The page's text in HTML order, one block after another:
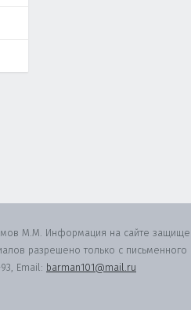
М.М. Информация на сайте
разрешено только с письменного
, Email: barman101@mail.ru